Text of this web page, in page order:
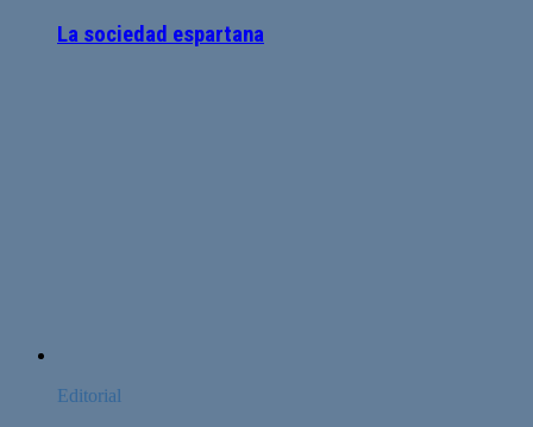
La sociedad espartana
Editorial